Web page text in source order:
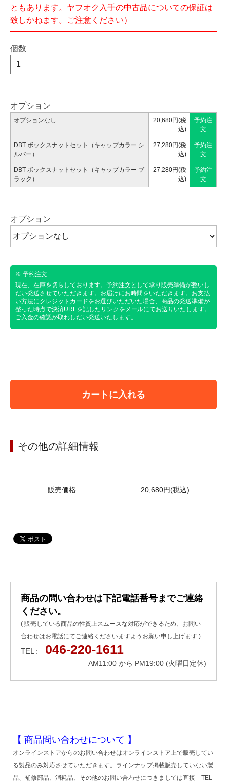
ともあります。ヤフオク入手の中古品についての保証は
致しかねます。ご注意ください）
個数
オプション
オプションなし
20,680円(税
込)
予約注
文
DBT ボックスナットセット（キャップカラー シ
ルバー）
27,280円(税
込)
予約注
文
DBT ボックスナットセット（キャップカラー ブ
ラック）
27,280円(税
込)
予約注
文
オプション
※ 予約注文
現在、在庫を切らしております。予約注文として承り販売準備が整いし
だい発送させていただきます。お届けにお時間をいただきます。お支払
い方法にクレジットカードをお選びいただいた場合、商品の発送準備が
整った時点で決済URLを記したリンクをメールにてお送りいたします。
ご入金の確認が取れしだい発送いたします。
カートに入れる
その他の詳細情報
販売価格 20,680円(税込)
商品の問い合わせは下記電話番号までご連絡
ください。
( 販売している商品の性質上スムースな対応ができるため、お問い
合わせはお電話にてご連絡くださいますようお願い申し上げます )
TEL : 046-220-1611
AM11:00 から PM19:00 (火曜日定休)
【 商品問い合わせについて 】
オンラインストアからのお問い合わせはオンラインストア上で販売してい
る製品のみ対応させていただきます。ラインナップ掲載販売していない製
品、補修部品、消耗品、その他のお問い合わせにつきましては直接「TEL